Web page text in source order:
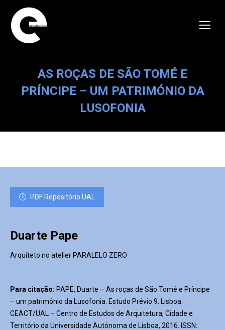
AS ROÇAS DE SÃO TOMÉ E
PRÍNCIPE – UM PATRIMÓNIO DA
LUSOFONIA
PDF Repositório UAL
Duarte Pape
Arquiteto no atelier PARALELO ZERO
Para citação: PAPE, Duarte – As roças de São Tomé e Príncipe
– um património da Lusofonia. Estudo Prévio 9. Lisboa:
CEACT/UAL – Centro de Estudos de Arquitetura, Cidade e
Território da Universidade Autónoma de Lisboa, 2016. ISSN: